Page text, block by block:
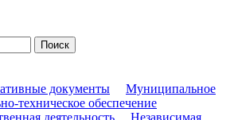
Поиск
документы
Муниципальное
техническое обеспечение